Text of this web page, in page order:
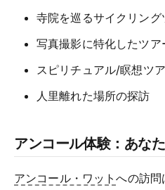
寺院を巡るサイクリング
写真撮影に特化したツア
スピリチュアル/瞑想ツ
人里離れた場所の探訪
アンコール体験：あな
アンコール・ワットへの訪問